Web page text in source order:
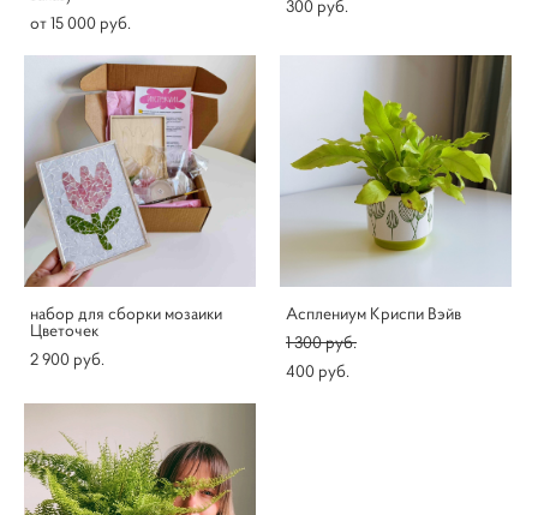
от 15 000 pуб.
300 pуб.
набор для сборки мозаики
Цветочек
2 900 pуб.
Асплениум Криспи Вэйв
1 300 pуб.
400 pуб.